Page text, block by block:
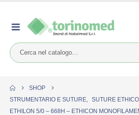
SHOP
STRUMENTARIO E SUTURE, SUTURE
ETHILON 5/0 – 668H – ETHICON